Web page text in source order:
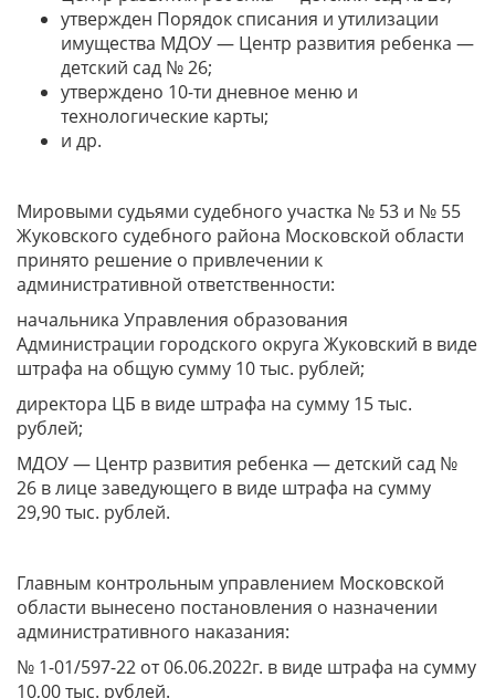
утвержден Порядок списания и утилизации
имущества МДОУ — Центр развития ребенка —
детский сад № 26;
утверждено 10-ти дневное меню и
технологические карты;
и др.
Мировыми судьями судебного участка № 53 и № 55
Жуковского судебного района Московской области
принято решение о привлечении к
административной ответственности:
начальника Управления образования
Администрации городского округа Жуковский в виде
штрафа на общую сумму 10 тыс. рублей;
директора ЦБ в виде штрафа на сумму 15 тыс.
рублей;
МДОУ — Центр развития ребенка — детский сад №
26 в лице заведующего в виде штрафа на сумму
29,90 тыс. рублей.
Главным контрольным управлением Московской
области вынесено постановления о назначении
административного наказания:
№ 1-01/597-22 от 06.06.2022г. в виде штрафа на сумму
10,00 тыс. рублей.